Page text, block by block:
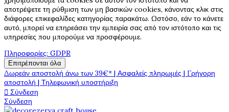
αποτρέψετε τη ρύθμιση των μη βασικών cookies, κάνοντας κλικ στις
διάφορες επικεφαλίδες κατηγορίας παρακάτω. Ωστόσο, εάν το κάνετε
αυτό, μπορεί να επηρεάσει την εμπειρία σας από τον ιστότοπο και τις
υπηρεσίες που μπορούμε να προσφέρουμε.
Πληροφορίες: GDPR
Επιτρέπονται όλα
Δωρεάν αποστολή άνω των 39€* | Ασφαλείς πληρωμές | Γρήγορη
αποστολή | Τηλεφωνική υποστήριξη
 Σύνδεση
Σύνδεση